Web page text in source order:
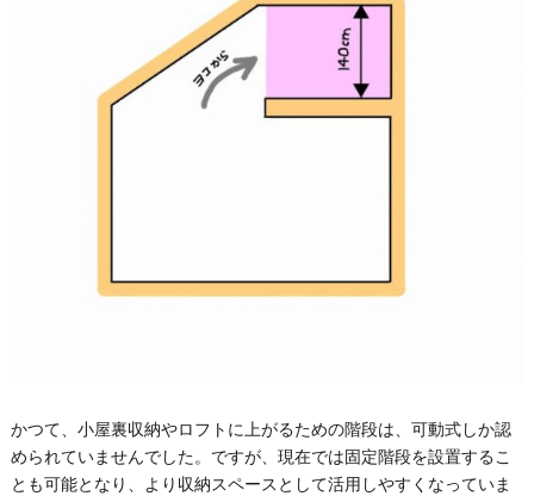
かつて、小屋裏収納やロフトに上がるための階段は、可動式しか認
められていませんでした。ですが、現在では固定階段を設置するこ
とも可能となり、より収納スペースとして活用しやすくなっていま